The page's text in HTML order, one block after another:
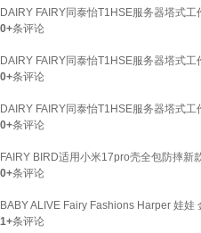
DAIRY FAIRY同泰怡T1HSE服务器塔式
0+条评论
DAIRY FAIRY同泰怡T1HSE服务器塔式
0+条评论
DAIRY FAIRY同泰怡T1HSE服务器塔式
0+条评论
FAIRY BIRD适用小米17pro壳全包防摔
0+条评论
BABY ALIVE Fairy Fashions Harper 娃娃
1+条评论